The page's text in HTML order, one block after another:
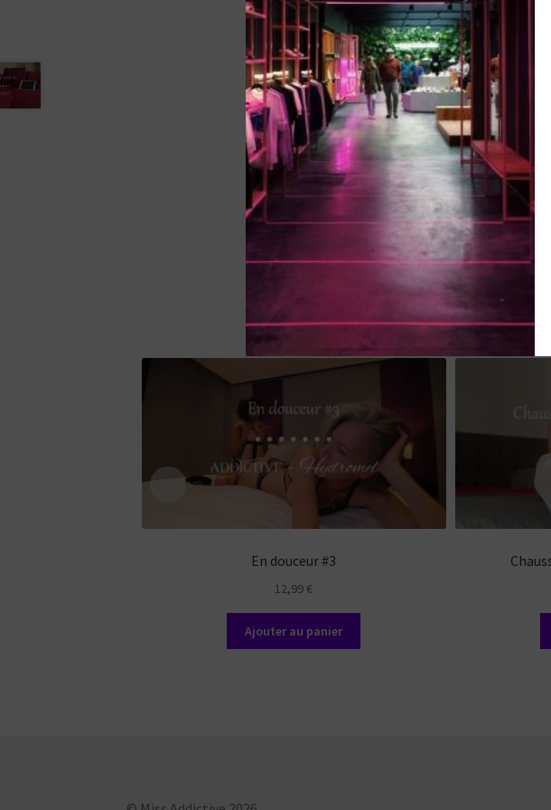
Que tu sois
secondes et
froc jusqu’au
#Foot Fetish
#Vernis
Tu
En douceur #3
12,99€
Ajouter au panier